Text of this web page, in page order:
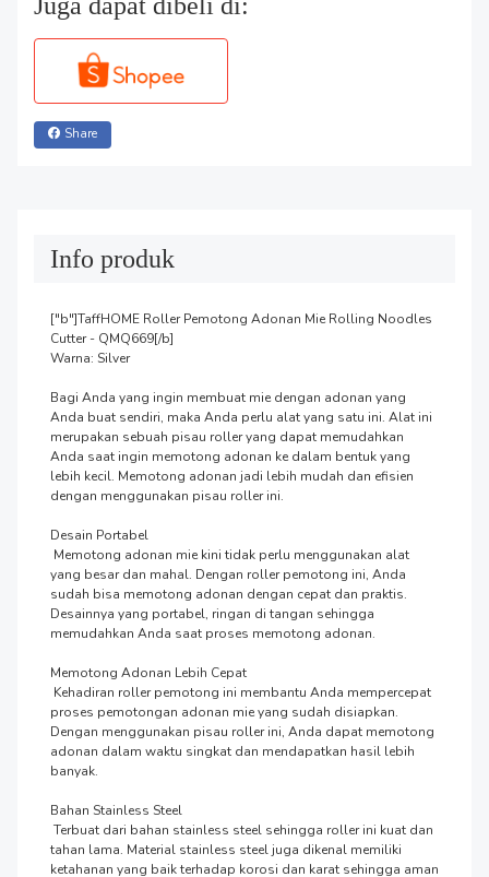
Share
Info produk
["b"]TaffHOME Roller Pemotong Adonan Mie Rolling Noodles
Cutter - QMQ669[/b]
Warna: Silver
Bagi Anda yang ingin membuat mie dengan adonan yang
Anda buat sendiri, maka Anda perlu alat yang satu ini. Alat ini
merupakan sebuah pisau roller yang dapat memudahkan
Anda saat ingin memotong adonan ke dalam bentuk yang
lebih kecil. Memotong adonan jadi lebih mudah dan efisien
dengan menggunakan pisau roller ini.
Desain Portabel
yang besar dan mahal. Dengan roller pemotong ini, Anda
sudah bisa memotong adonan dengan cepat dan praktis.
Desainnya yang portabel, ringan di tangan sehingga
memudahkan Anda saat proses memotong adonan.
Memotong Adonan Lebih Cepat
proses pemotongan adonan mie yang sudah disiapkan.
Dengan menggunakan pisau roller ini, Anda dapat memotong
adonan dalam waktu singkat dan mendapatkan hasil lebih
banyak.
Bahan Stainless Steel
tahan lama. Material stainless steel juga dikenal memiliki
ketahanan yang baik terhadap korosi dan karat sehingga aman